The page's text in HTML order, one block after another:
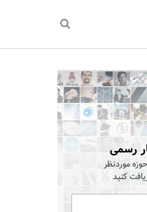
رسمی
موردنظر
کنید